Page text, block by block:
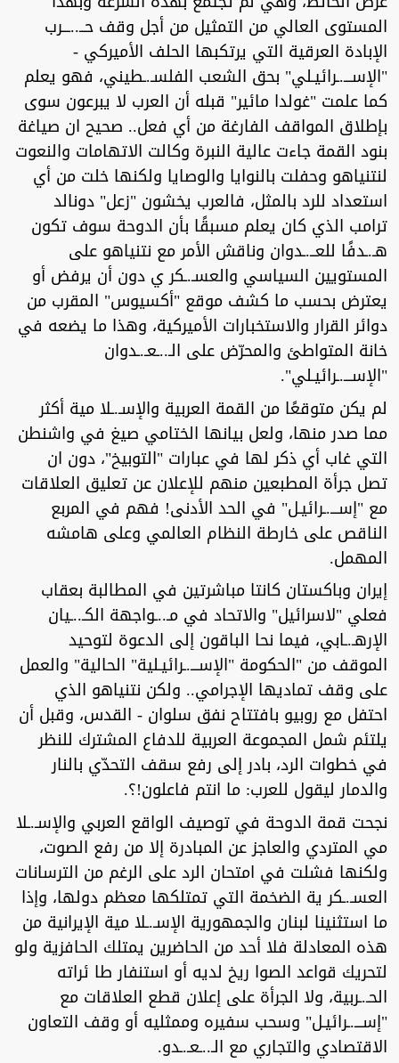
المستوى العالي من التمثيل من أجل وقف حــ..ـــرب
الإبادة العرقية التي يرتكبها الحلف الأميركي -
"الإســـ.ـرائيـلي" بحق الشعب الفلسـ.ـطيني، فهو يعلم
كما علمت "غولدا مائير" قبله أن العرب لا يبرعون سوى
بإطلاق المواقف الفارغة من أي فعل.. صحيح ان صياغة
بنود القمة جاءت عالية النبرة وكالت الاتهامات والنعوت
لنتنياهو وحفلت بالنوايا والوصايا ولكنها خلت من أي
استعداد للرد بالمثل، فالعرب يخشون "زعل" دونالد
ترامب الذي كان يعلم مسبقًا بأن الدوحة سوف تكون
هـ.ـدفًا للعــ.ـدوان وناقش الأمر مع نتنياهو على
المستويين السياسي والعسـ.ـكر ي دون أن يرفض أو
يعترض بحسب ما كشف موقع "أكسيوس" المقرب من
دوائر القرار والاستخبارات الأميركية، وهذا ما يضعه في
خانة المتواطئ والمحرّض على الـ..ـعـ.ـدوان
"الإســـ.ـرائيـلي".
لم يكن متوقعًا من القمة العربية والإسـ.ـلا مية أكثر
مما صدر منها، ولعل بيانها الختامي صيغ في واشنطن
التي غاب أي ذكر لها في عبارات "التوبيخ"، دون ان
تصل جرأة المطبعين منهم للإعلان عن تعليق العلاقات
مع "إســـ.ـرائيـل" في الحد الأدنى! فهم في المربع
الناقص على خارطة النظام العالمي وعلى هامشه
المهمل.
إيران وباكستان كانتا مباشرتين في المطالبة بعقاب
فعلي "لاسرائيل" والاتحاد في مـ..ـواجهة الكـ..ـيان
الإرهـ.ـابي، فيما نحا الباقون إلى الدعوة لتوحيد
الموقف من "الحكومة "الإســـ.ـرائيـلية" الحالية" والعمل
على وقف تماديها الإجرامي.. ولكن نتنياهو الذي
احتفل مع روبيو بافتتاح نفق سلوان - القدس، وقبل أن
يلتئم شمل المجموعة العربية للدفاع المشترك للنظر
في خطوات الرد، بادر إلى رفع سقف التحدّي بالنار
والدمار ليقول للعرب: ما انتم فاعلون!؟.
نجحت قمة الدوحة في توصيف الواقع العربي والإسـ.ـلا
مي المتردي والعاجز عن المبادرة إلا من رفع الصوت،
ولكنها فشلت في امتحان الرد على الرغم من الترسانات
العسـ.ـكر ية الضخمة التي تمتلكها معظم دولها، وإذا
ما استثنينا لبنان والجمهورية الإسـ.ـلا مية الإيرانية من
هذه المعادلة فلا أحد من الحاضرين يمتلك الحافزية ولو
لتحريك قواعد الصوا ريخ لديه أو استنفار طا ئراته
الحـ.ـربية، ولا الجرأة على إعلان قطع العلاقات مع
"إســـ.ـرائيـل" وسحب سفيره وممثليه أو وقف التعاون
الاقتصادي والتجاري مع الـ..ـعـ.ـدو.